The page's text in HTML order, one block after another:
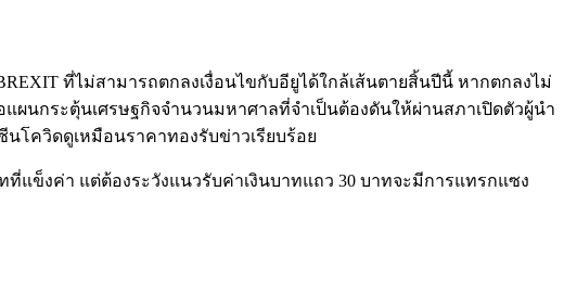
ที่ไม่สามารถตกลงเงื่อนไขกับอียูได้ใกล้เส้นตายสิ้นปีนี้ หากตกลงไม่
นกระตุ้นเศรษฐกิจจำนวนมหาศาลที่จำเป็นต้องดันให้ผ่านสภาเปิดตัวผู้นำ
โควิดดูเหมือนราคาทองรับข่าวเรียบร้อย
แข็งค่า แต่ต้องระวังแนวรับค่าเงินบาทแถว 30 บาทจะมีการแทรกแซง